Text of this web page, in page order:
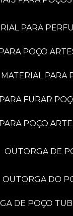
PARA
PARA POÇO
MATERIAL
PARA FURAR
PARA POÇO
OUTORGA DE
OUTORGA DO
DE POÇO